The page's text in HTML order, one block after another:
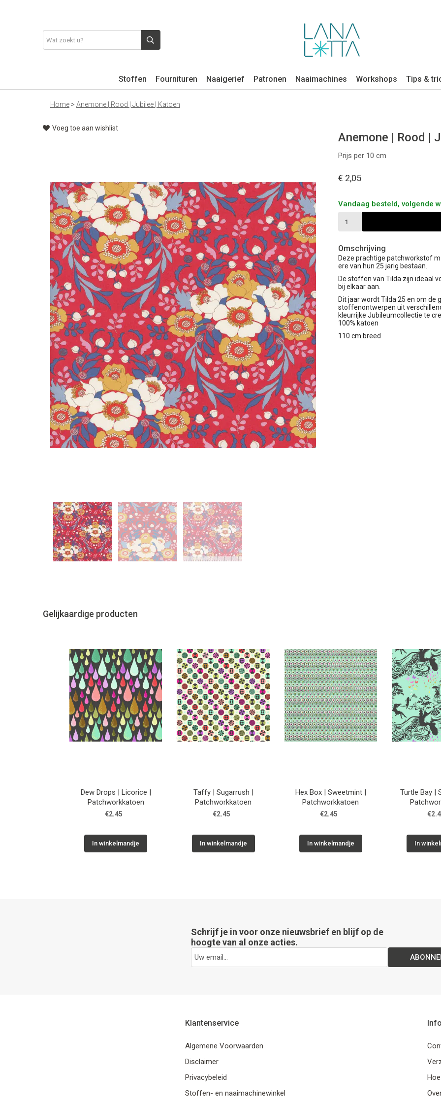
Stoffen Fournituren Naaigerief Patronen Naaimachines Workshops Tips &
Home > Anemone | Rood | Jubilee | Katoen
Voeg toe aan wishlist
Anemone | Rood |
Prijs per 10 cm
€ 2,05
Vandaag besteld, volgende
Omschrijving
Deze prachtige patchworkstof
ere van hun 25 jarig bestaan.
De stoffen van Tilda zijn ideaal
bij elkaar aan.
Dit jaar wordt Tilda 25 en om
stoffenontwerpen uit
kleurrijke Jubileumcollectie te
100% katoen
110 cm breed
Gelijkaardige producten
Dew Drops | Licorice |
Patchworkkatoen
€2.45
In winkelmandje
Taffy | Sugarrush |
Patchworkkatoen
€2.45
In winkelmandje
Hex Box | Sweetmint |
Patchworkkatoen
€2.45
In winkelmandje
Turtle Bay |
In
Schrijf je in voor onze nieuwsbrief en blijf op de
hoogte van al onze acties.
Klantenservice
Algemene Voorwaarden
Disclaimer
Privacybeleid
Stoffen- en naaimachinewinkel
Info